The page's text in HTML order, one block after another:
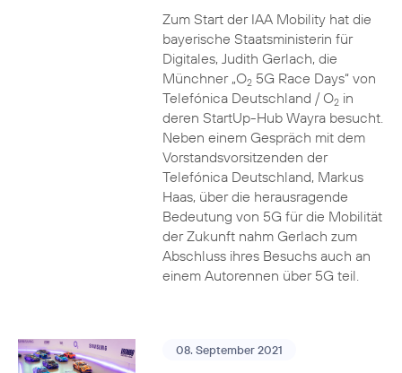
Zum Start der IAA Mobility hat die
bayerische Staatsministerin für
Digitales, Judith Gerlach, die
Münchner „O25G Race Days“ von
Telefónica Deutschland / O2in
deren StartUp-Hub Wayra besucht.
Neben einem Gespräch mit dem
Vorstandsvorsitzenden der
Telefónica Deutschland, Markus
Haas, über die herausragende
Bedeutung von 5G für die Mobilität
der Zukunft nahm Gerlach zum
Abschluss ihres Besuchs auch an
einem Autorennen über 5G teil.
08. September 2021